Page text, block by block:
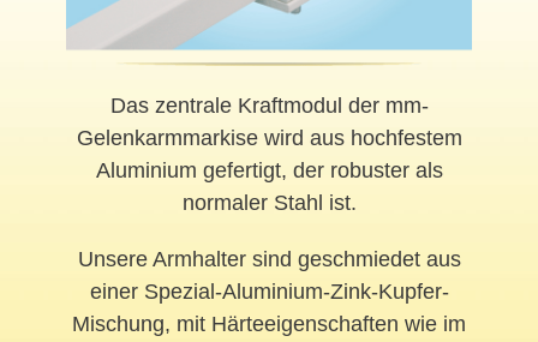
Das zentrale Kraftmodul der mm-
Gelenkarmmarkise wird aus hochfestem
Aluminium gefertigt, der robuster als
normaler Stahl ist.
Unsere Armhalter sind geschmiedet aus
einer Spezial-Aluminium-Zink-Kupfer-
Mischung, mit Härteeigenschaften wie im